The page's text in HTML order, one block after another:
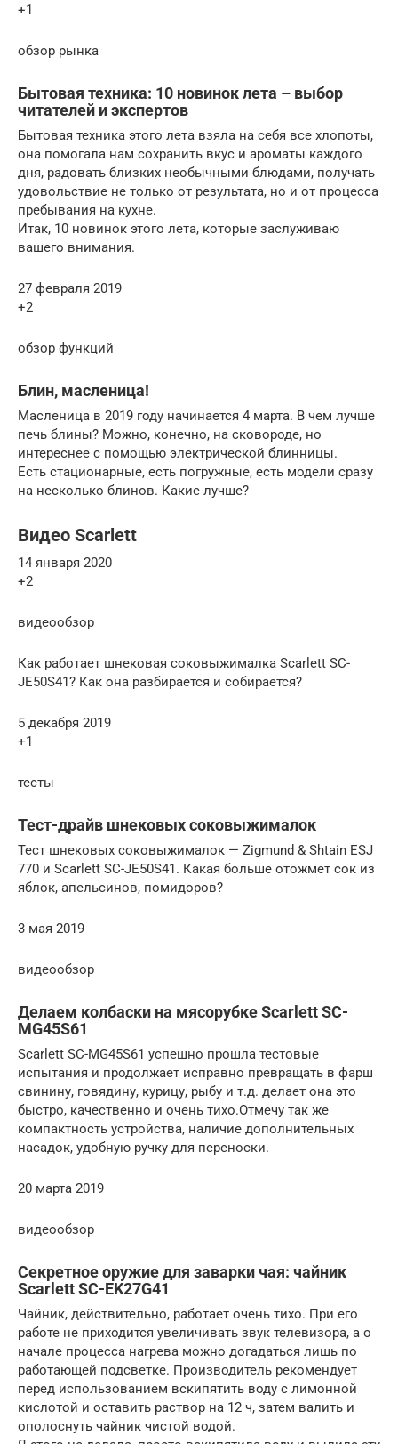
+1
обзор рынка
Бытовая техника: 10 новинок лета – выбор
читателей и экспертов
Бытовая техника этого лета взяла на себя все хлопоты,
она помогала нам сохранить вкус и ароматы каждого
дня, радовать близких необычными блюдами, получать
удовольствие не только от результата, но и от процесса
пребывания на кухне.
Итак, 10 новинок этого лета, которые заслуживаю
вашего внимания.
27 февраля 2019
+2
обзор функций
Блин, масленица!
Масленица в 2019 году начинается 4 марта. В чем лучше
печь блины? Можно, конечно, на сковороде, но
интереснее с помощью электрической блинницы.
Есть стационарные, есть погружные, есть модели сразу
на несколько блинов. Какие лучше?
Видео Scarlett
14 января 2020
+2
видеообзор
Как работает шнековая соковыжималка Scarlett SC-
JE50S41? Как она разбирается и собирается?
5 декабря 2019
+1
тесты
Тест-драйв шнековых соковыжималок
Тест шнековых соковыжималок — Zigmund & Shtain ESJ
770 и Scarlett SC-JE50S41. Какая больше отожмет сок из
яблок, апельсинов, помидоров?
3 мая 2019
видеообзор
Делаем колбаски на мясорубке Scarlett SC-
MG45S61
Scarlett SC-MG45S61 успешно прошла тестовые
испытания и продолжает исправно превращать в фарш
свинину, говядину, курицу, рыбу и т.д. делает она это
быстро, качественно и очень тихо.Отмечу так же
компактность устройства, наличие дополнительных
насадок, удобную ручку для переноски.
20 марта 2019
видеообзор
Секретное оружие для заварки чая: чайник
Scarlett SC-EK27G41
Чайник, действительно, работает очень тихо. При его
работе не приходится увеличивать звук телевизора, а о
начале процесса нагрева можно догадаться лишь по
работающей подсветке. Производитель рекомендует
перед использованием вскипятить воду с лимонной
кислотой и оставить раствор на 12 ч, затем валить и
ополоснуть чайник чистой водой.